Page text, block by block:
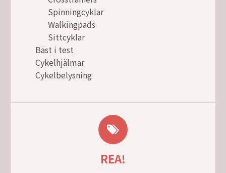
Spinningcyklar
Walkingpads
Sittcyklar
Bäst i test
Cykelhjälmar
Cykelbelysning
REA!